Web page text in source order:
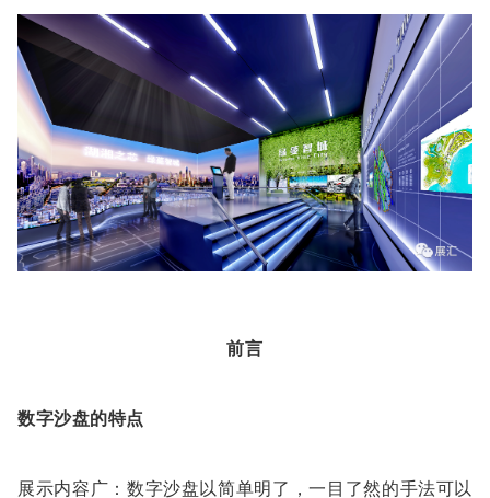
前言
数字沙盘的特点
展示内容广：数字沙盘以简单明了，一目了然的手法可以